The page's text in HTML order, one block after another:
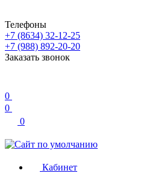
Телефоны
+7 (8634) 32-12-25
+7 (988) 892-20-20
Заказать звонок
0
0
0
Кабинет